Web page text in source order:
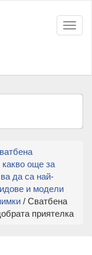
още за
да са най-
и модели
/ Сватбена
приятелка